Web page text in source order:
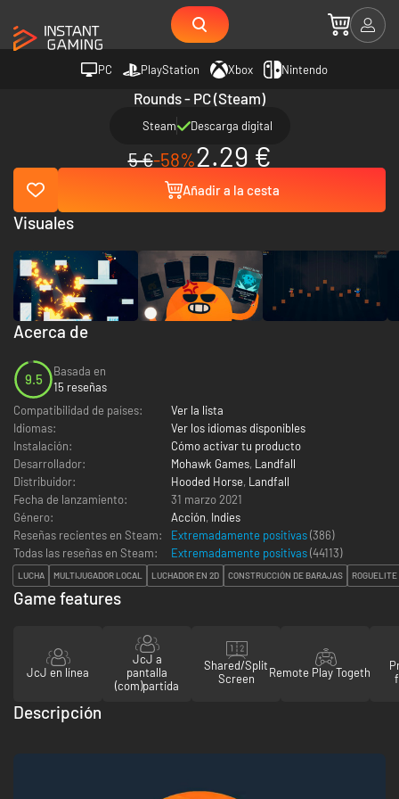
PC PlayStation Xbox Nintendo
Rounds - PC (Steam)
Steam Descarga digital
5 €-58%2.29 €
Añadir a la cesta
Acerca de
9.5
Basada en
15 reseñas
Compatibilidad de países:
Ver la lista
Idiomas:
Ver los idiomas disponibles
Instalación:
Cómo activar tu producto
Desarrollador:
Mohawk Games, Landfall
Distribuidor:
Hooded Horse, Landfall
Fecha de lanzamiento:
31 marzo 2021
Género:
Acción, Indies
Reseñas recientes en Steam:
Extremadamente positivas(386)
Todas las reseñas en Steam:
Extremadamente positivas(44113)
LUCHA MULTIJUGADOR LOCAL LUCHADOR EN 2D CONSTRUCCIÓN DE BARAJAS ROGUELITE
Visuales
Game features
JcJ en línea
JcJ a
pantalla
(com)partida
Shared/Split
Screen
Remote Play Together
Descripción